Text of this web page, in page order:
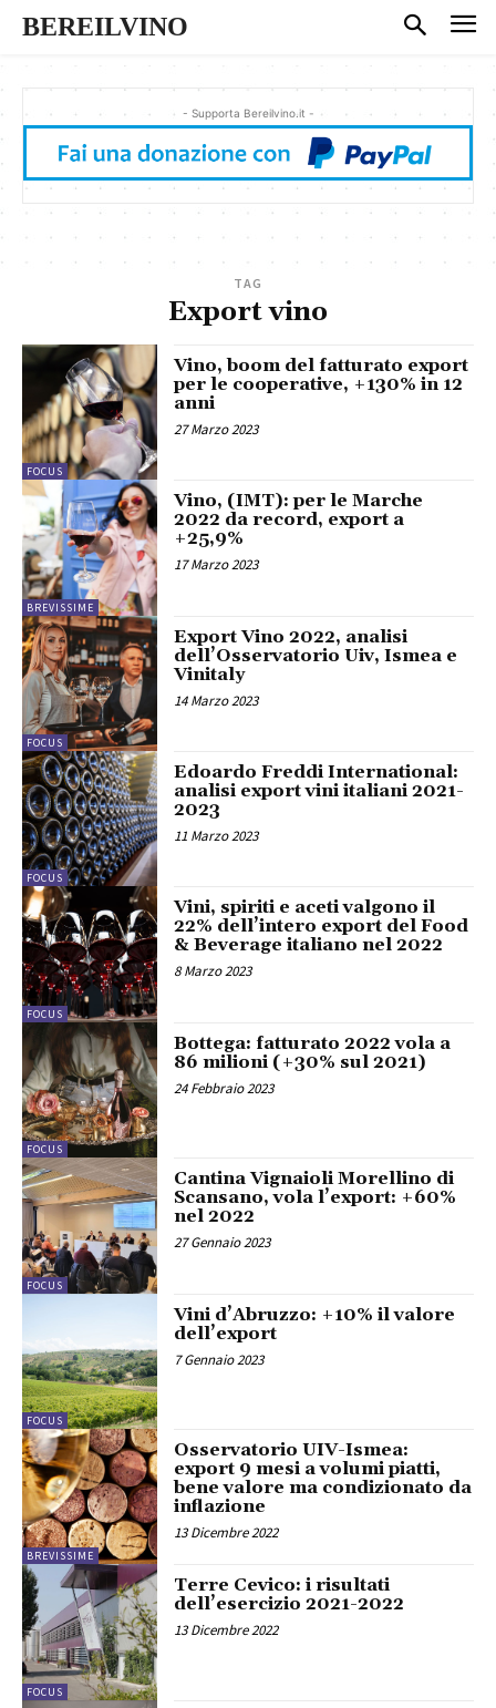
BEREILVINO
- Supporta Bereilvino.it -
TAG
Export vino
FOCUS
Vino, boom del fatturato export
per le cooperative, +130% in 12
anni
27 Marzo 2023
BREVISSIME
Vino, (IMT): per le Marche
2022 da record, export a
+25,9%
17 Marzo 2023
FOCUS
Export Vino 2022, analisi
dell’Osservatorio Uiv, Ismea e
Vinitaly
14 Marzo 2023
FOCUS
Edoardo Freddi International:
analisi export vini italiani 2021-
2023
11 Marzo 2023
FOCUS
Vini, spiriti e aceti valgono il
22% dell’intero export del Food
& Beverage italiano nel 2022
8 Marzo 2023
FOCUS
Bottega: fatturato 2022 vola a
86 milioni (+30% sul 2021)
24 Febbraio 2023
FOCUS
Cantina Vignaioli Morellino di
Scansano, vola l’export: +60%
nel 2022
27 Gennaio 2023
FOCUS
Vini d’Abruzzo: +10% il valore
dell’export
7 Gennaio 2023
BREVISSIME
Osservatorio UIV-Ismea:
export 9 mesi a volumi piatti,
bene valore ma condizionato da
inflazione
13 Dicembre 2022
FOCUS
Terre Cevico: i risultati
dell’esercizio 2021-2022
13 Dicembre 2022